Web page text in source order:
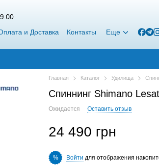
и Доставка Контакты Еще
Главная Каталог Удилища
Спиннинг Shimano
Ожидается Оставить отзыв
24 490 грн
% Войти для отображения